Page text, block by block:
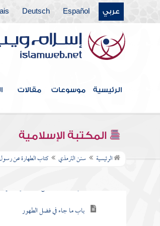
عربي Español
Deutsch
الرئيسية موسوعات مقالات
المكتبة الإسلامية
الرئيسية سنن الترمذي كتاب الطهارة عن
فهرس الكتاب
كتاب الطهارة عن رسول الله صلى الله
باب ما جاء لا تقبل صلاة بغير طهور
باب ما جاء في فضل الطهور